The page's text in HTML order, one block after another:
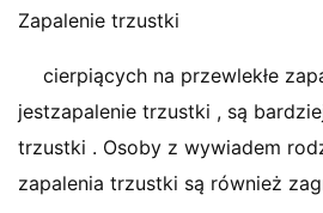
Zapalenie trzustki
cierpiących na przewlekłe
jestzapalenie trzustki , są
trzustki . Osoby z wywiadem
zapalenia trzustki są również